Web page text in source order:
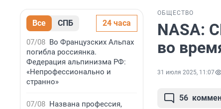
Все СПБ 24 часа
07/08 Во Французских Альпах
погибла россиянка.
Федерация альпинизма РФ:
«Непрофессионально и
странно»
07/08 Названа профессия,
ОБЩЕСТВО
NASA:
во
31 июля 2025, 11:07
56